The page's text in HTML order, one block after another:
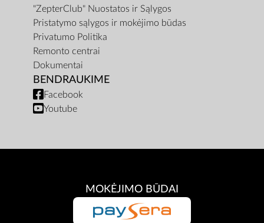
"ZepterClub" Nuostatos ir Sąlygos
Pristatymo sąlygos ir mokėjimo būdas
Privatumo Politika
Remonto centrai
Dokumentai
BENDRAUKIME
Facebook
Youtube
MOKĖJIMO BŪDAI